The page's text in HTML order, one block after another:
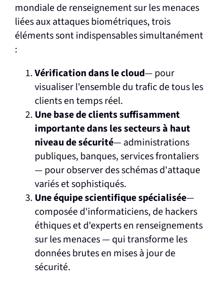
mondiale de renseignement sur les menaces
liées aux attaques biométriques, trois
éléments sont indispensables simultanément
:
Vérification dans le cloud— pour
visualiser l'ensemble du trafic de tous les
clients en temps réel.
Une base de clients suffisamment
importante dans les secteurs à haut
niveau de sécurité— administrations
publiques, banques, services frontaliers
— pour observer des schémas d'attaque
variés et sophistiqués.
Une équipe scientifique spécialisée—
composée d'informaticiens, de hackers
éthiques et d'experts en renseignements
sur les menaces — qui transforme les
données brutes en mises à jour de
sécurité.